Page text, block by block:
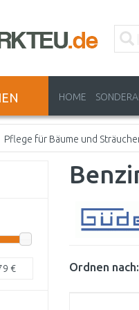
HOME
Pflege für Bäume und
Ordnen nach:
€